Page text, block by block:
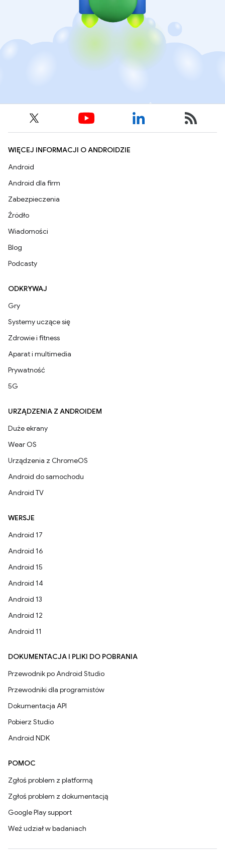
WIĘCEJ INFORMACJI O ANDROIDZIE
Android
Android dla firm
Zabezpieczenia
Źródło
Wiadomości
Blog
Podcasty
ODKRYWAJ
Gry
Systemy uczące się
Zdrowie i fitness
Aparat i multimedia
Prywatność
5G
URZĄDZENIA Z ANDROIDEM
Duże ekrany
Wear OS
Urządzenia z ChromeOS
Android do samochodu
Android TV
WERSJE
Android 17
Android 16
Android 15
Android 14
Android 13
Android 12
Android 11
DOKUMENTACJA I PLIKI DO POBRANIA
Przewodnik po Android Studio
Przewodniki dla programistów
Dokumentacja API
Pobierz Studio
Android NDK
POMOC
Zgłoś problem z platformą
Zgłoś problem z dokumentacją
Google Play support
Weź udział w badaniach